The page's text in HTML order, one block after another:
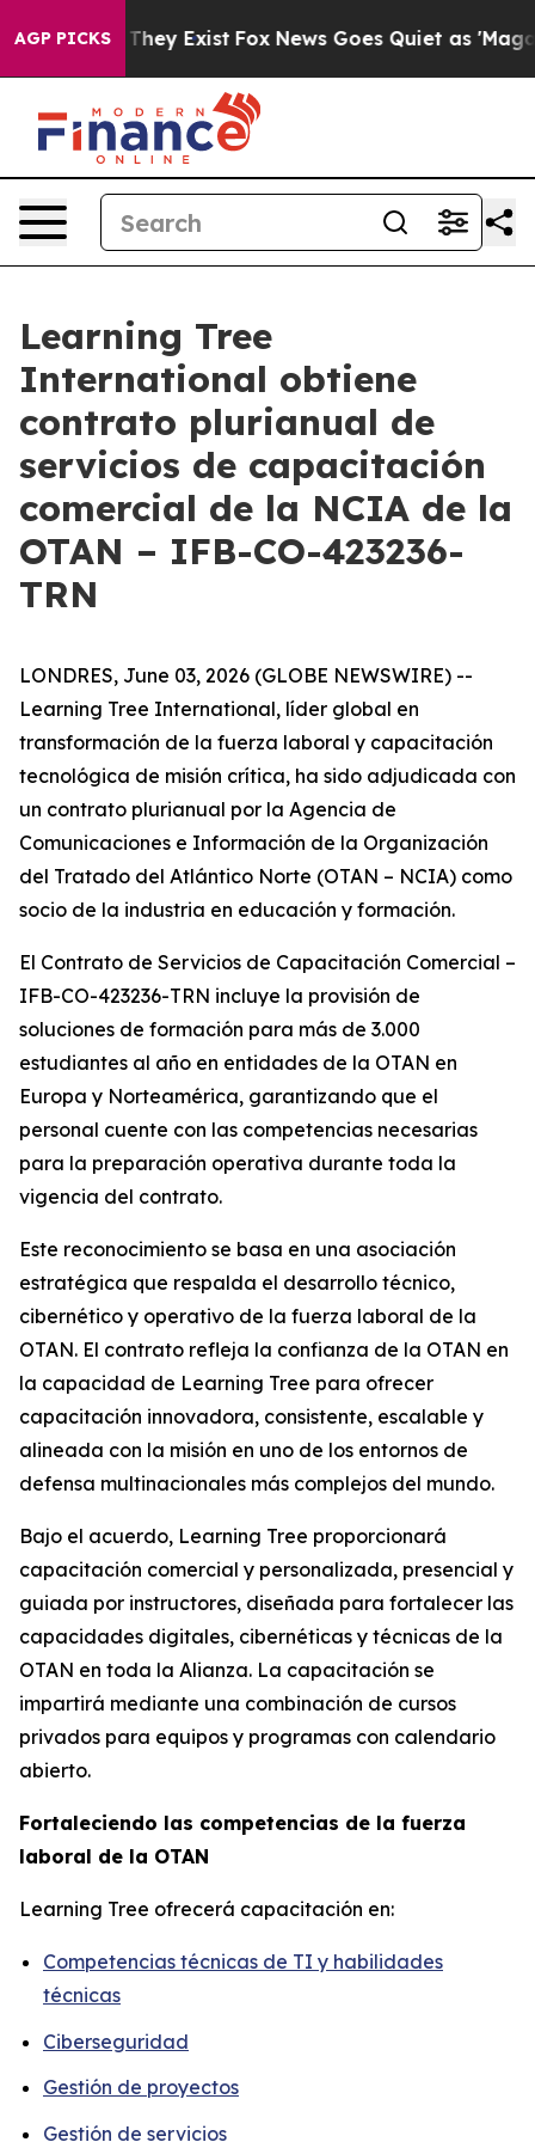
AGP PICKS
Proof They Exist Fox News Goes Quiet as 'Maga
Learning Tree
International obtiene
contrato plurianual de
servicios de capacitación
comercial de la NCIA de la
OTAN – IFB-CO-423236-
TRN
LONDRES, June 03, 2026 (GLOBE NEWSWIRE) --
Learning Tree International, líder global en
transformación de la fuerza laboral y capacitación
tecnológica de misión crítica, ha sido adjudicada con
un contrato plurianual por la Agencia de
Comunicaciones e Información de la Organización
del Tratado del Atlántico Norte (OTAN – NCIA) como
socio de la industria en educación y formación.
El Contrato de Servicios de Capacitación Comercial –
IFB-CO-423236-TRN incluye la provisión de
soluciones de formación para más de 3.000
estudiantes al año en entidades de la OTAN en
Europa y Norteamérica, garantizando que el
personal cuente con las competencias necesarias
para la preparación operativa durante toda la
vigencia del contrato.
Este reconocimiento se basa en una asociación
estratégica que respalda el desarrollo técnico,
cibernético y operativo de la fuerza laboral de la
OTAN. El contrato refleja la confianza de la OTAN en
la capacidad de Learning Tree para ofrecer
capacitación innovadora, consistente, escalable y
alineada con la misión en uno de los entornos de
defensa multinacionales más complejos del mundo.
Bajo el acuerdo, Learning Tree proporcionará
capacitación comercial y personalizada, presencial y
guiada por instructores, diseñada para fortalecer las
capacidades digitales, cibernéticas y técnicas de la
OTAN en toda la Alianza. La capacitación se
impartirá mediante una combinación de cursos
privados para equipos y programas con calendario
abierto.
Fortaleciendo las competencias de la fuerza
laboral de la OTAN
Learning Tree ofrecerá capacitación en:
Competencias técnicas de TI y habilidades
técnicas
Ciberseguridad
Gestión de proyectos
Gestión de servicios